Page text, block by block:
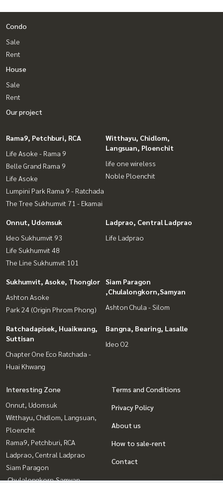
Condo
Sale
Rent
House
Sale
Rent
Our project
Rama9, Petchburi, RCA
Life Asoke - Rama 9
Belle Grand Rama 9
Life Asoke
Lumpini Park Rama 9 - Ratchada
The Tree Sukhumvit 71 - Ekamai
Witthayu, Chidlom,
Langsuan, Ploenchit
life one wireless
Noble Ploenchit
Onnut, Udomsuk
Ideo Sukhumvit 93
Life Sukhumvit 48
The Line Sukhumvit 101
Ladprao, Central Ladprao
Life Ladprao
Sukhumvit, Asoke, Thonglor
Ashton Asoke
Park 24 (Origin Phrom Phong)
Siam Paragon
,Chulalongkorn,Samyan
Ashton Chula - Silom
Ratchadapisek, Huaikwang,
Suttisan
Chapter One Eco Ratchada -
Huai Khwang
Bangna, Bearing, Lasalle
Ideo O2
Interesting Zone
Onnut, Udomsuk
Witthayu, Chidlom, Langsuan,
Ploenchit
Rama9, Petchburi, RCA
Ladprao, Central Ladprao
Siam Paragon
,Chulalongkorn,Samyan
Terms and Conditions
Privacy Policy
About us
How to sale-rent
Contact